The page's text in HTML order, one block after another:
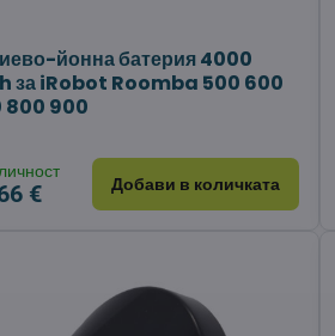
йонна батерия 4000
за iRobot Roomba 500 600
800 900
€ Добави в количката